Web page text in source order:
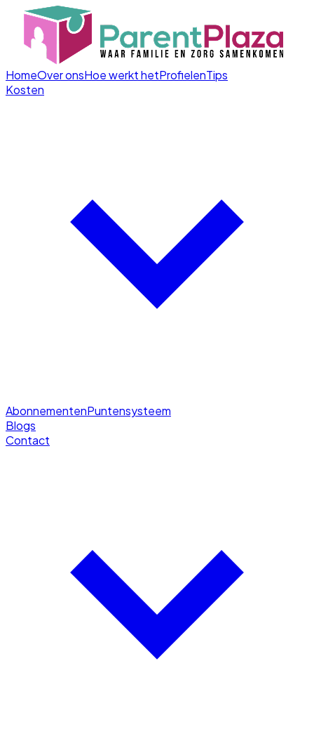
HomeOver onsHoe werkt hetProfielenTips
Kosten
AbonnementenPuntensysteem
Blogs
Contact